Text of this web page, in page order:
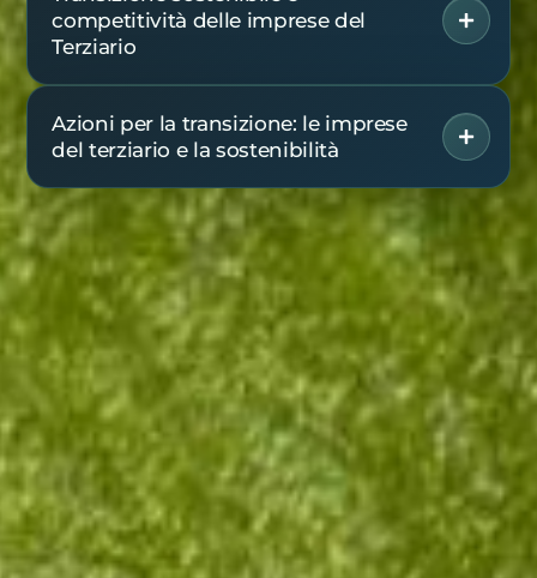
competitività delle imprese del
Terziario
Azioni per la transizione: le imprese
del terziario e la sostenibilità